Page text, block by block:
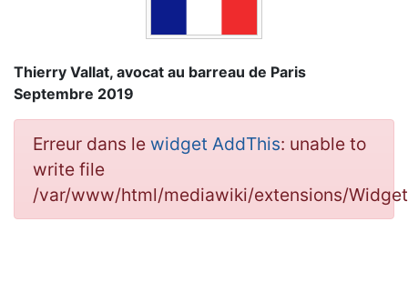
Thierry Vallat, avocat au barreau de Paris
Septembre 2019
Erreur dans le widget AddThis: unable to
write file
/var/www/html/mediawiki/extensions/